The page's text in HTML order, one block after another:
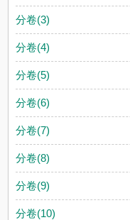
分卷(3)
分卷(4)
分卷(5)
分卷(6)
分卷(7)
分卷(8)
分卷(9)
分卷(10)